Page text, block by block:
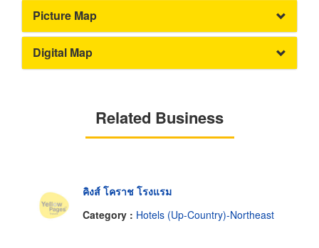
Picture Map
Digital Map
Related Business
คิงส์ โคราช โรงแรม
Category : Hotels (Up-Country)-Northeast